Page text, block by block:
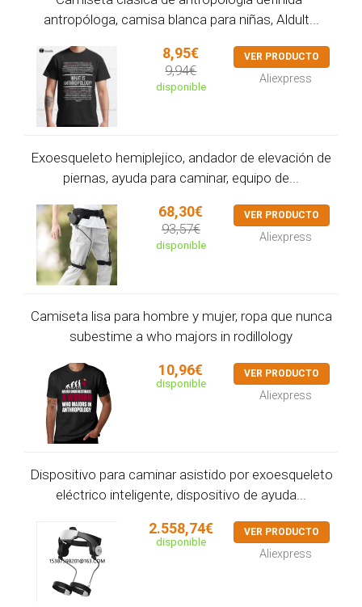
antropóloga, camisa blanca para niñas, Aldult...
8,95€
9,94€
disponible
VER PRODUCTO
Aliexpress
Exoesqueleto hemiplejico, andador de elevación de
piernas, ayuda para caminar, equipo de...
68,30€
93,57€
disponible
VER PRODUCTO
Aliexpress
Camiseta lisa para hombre y mujer, ropa que nunca
subestime a who majors in rodillology
10,96€
disponible
VER PRODUCTO
Aliexpress
Dispositivo para caminar asistido por exoesqueleto
eléctrico inteligente, dispositivo de ayuda...
2.558,74€
disponible
VER PRODUCTO
Aliexpress